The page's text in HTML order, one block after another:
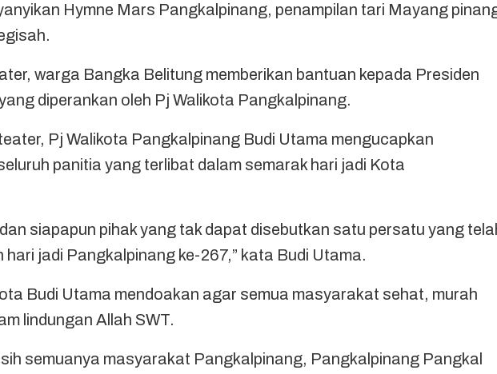
Hymne Mars Pangkalpinang, penampilan tari Mayang
warga Bangka Belitung memberikan bantuan kepada Presiden
diperankan oleh Pj Walikota Pangkalpinang.
Pj Walikota Pangkalpinang Budi Utama mengucapkan
panitia yang terlibat dalam semarak hari jadi Kota
siapapun pihak yang tak dapat disebutkan satu persatu yang
hari jadi Pangkalpinang ke-267,” kata Budi Utama.
Budi Utama mendoakan agar semua masyarakat sehat, murah
lindungan Allah SWT.
semuanya masyarakat Pangkalpinang, Pangkalpinang Pangkal